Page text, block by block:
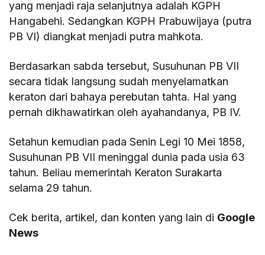
yang menjadi raja selanjutnya adalah KGPH
Hangabehi. Sedangkan KGPH Prabuwijaya (putra
PB VI) diangkat menjadi putra mahkota.
Berdasarkan sabda tersebut, Susuhunan PB VII
secara tidak langsung sudah menyelamatkan
keraton dari bahaya perebutan tahta. Hal yang
pernah dikhawatirkan oleh ayahandanya, PB IV.
Setahun kemudian pada Senin Legi 10 Mei 1858,
Susuhunan PB VII meninggal dunia pada usia 63
tahun. Beliau memerintah Keraton Surakarta
selama 29 tahun.
Cek berita, artikel, dan konten yang lain di Google
News